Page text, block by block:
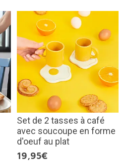
Set de 2 tasses à café
avec soucoupe en forme
d'oeuf au plat
19,95€